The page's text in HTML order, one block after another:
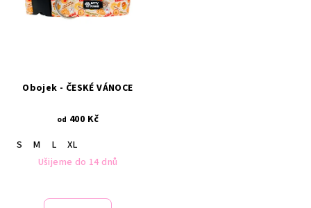
Obojek - ČESKÉ VÁNOCE
od 400 Kč
S
M L
XL
Ušijeme do 14 dnů